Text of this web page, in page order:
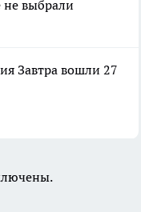
не выбрали
Завтра вошли 27